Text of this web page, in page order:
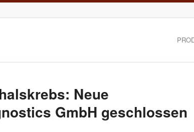
Neue
GmbH geschlossen